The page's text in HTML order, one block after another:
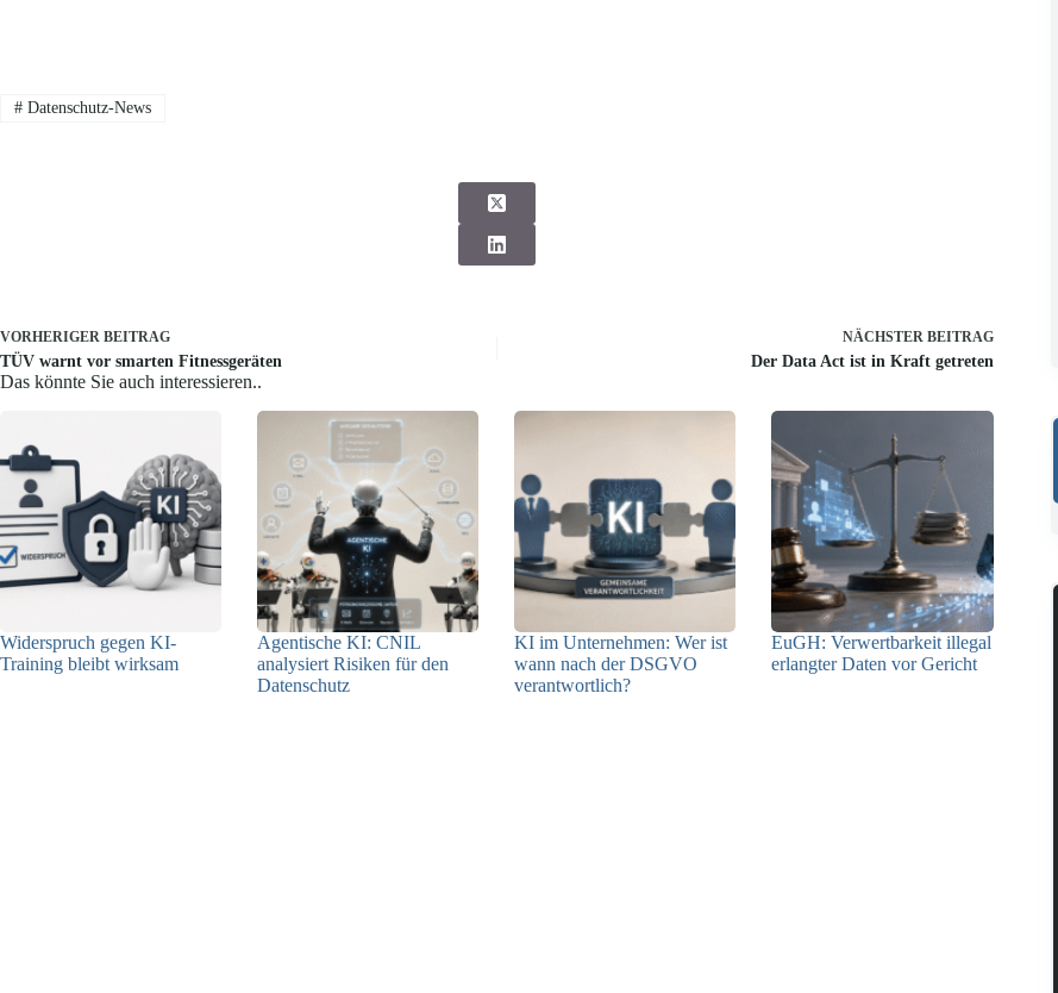
#Datenschutz-News
VORHERIGER BEITRAG
TÜV warnt vor smarten Fitnessgeräten
NÄCHSTER BEITRAG
Der Data Act ist in Kraft getreten
Das könnte Sie auch interessieren..
Widerspruch gegen KI-
Training bleibt wirksam
Agentische KI: CNIL
analysiert Risiken für den
Datenschutz
KI im Unternehmen: Wer ist
wann nach der DSGVO
verantwortlich?
EuGH: Verwertbarkeit illegal
erlangter Daten vor Gericht